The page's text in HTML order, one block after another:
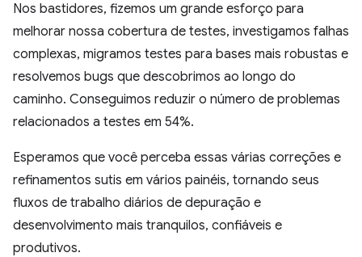
Nos bastidores, fizemos um grande esforço para
melhorar nossa cobertura de testes, investigamos falhas
complexas, migramos testes para bases mais robustas e
resolvemos bugs que descobrimos ao longo do
caminho. Conseguimos reduzir o número de problemas
relacionados a testes em 54%.
Esperamos que você perceba essas várias correções e
refinamentos sutis em vários painéis, tornando seus
fluxos de trabalho diários de depuração e
desenvolvimento mais tranquilos, confiáveis e
produtivos.